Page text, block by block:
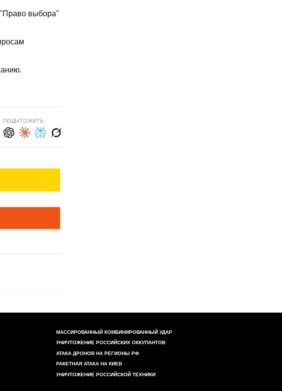
"Право выбора"
ПОДЫТОЖИТЬ:
МАССИРОВАННЫЙ КОМБИНИРОВАННЫЙ УДАР
УНИЧТОЖЕНИЕ РОССИЙСКИХ ОККУПАНТОВ
АТАКА ДРОНОВ НА РЕГИОНЫ РФ
РАКЕТНАЯ АТАКА НА КИЕВ
УНИЧТОЖЕНИЕ РОССИЙСКОЙ ТЕХНИКИ